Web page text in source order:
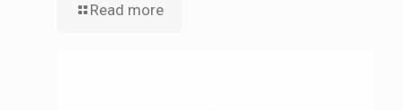
Read more